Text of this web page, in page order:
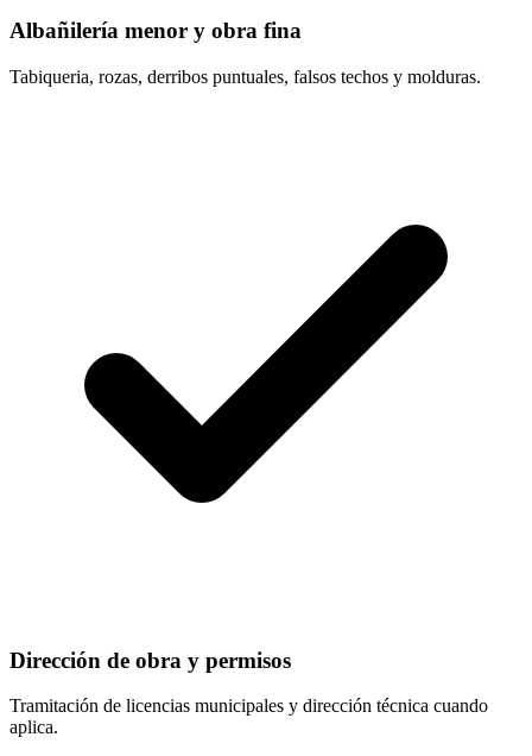
Albañilería menor y obra fina
Tabiqueria, rozas, derribos puntuales, falsos techos y molduras.
Dirección de obra y permisos
Tramitación de licencias municipales y dirección técnica cuando
aplica.